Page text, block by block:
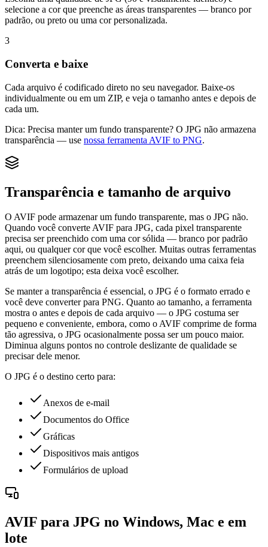
selecione a cor que preenche as áreas transparentes — branco por
padrão, ou preto ou uma cor personalizada.
3
Converta e baixe
Cada arquivo é codificado direto no seu navegador. Baixe-os
individualmente ou em um ZIP, e veja o tamanho antes e depois de
cada um.
Dica: Precisa manter um fundo transparente? O JPG não armazena
transparência — use nossa ferramenta AVIF to PNG.
Transparência e tamanho de arquivo
O AVIF pode armazenar um fundo transparente, mas o JPG não.
Quando você converte AVIF para JPG, cada pixel transparente
precisa ser preenchido com uma cor sólida — branco por padrão
aqui, ou qualquer cor que você escolher. Muitas outras ferramentas
preenchem silenciosamente com preto, deixando uma caixa feia
atrás de um logotipo; esta deixa você escolher.
Se manter a transparência é essencial, o JPG é o formato errado e
você deve converter para PNG. Quanto ao tamanho, a ferramenta
mostra o antes e depois de cada arquivo — o JPG costuma ser
pequeno e conveniente, embora, como o AVIF comprime de forma
tão agressiva, o JPG ocasionalmente possa ser um pouco maior.
Diminua alguns pontos no controle deslizante de qualidade se
precisar dele menor.
O JPG é o destino certo para:
Anexos de e-mail
Documentos do Office
Gráficas
Dispositivos mais antigos
Formulários de upload
AVIF para JPG no Windows, Mac e em
lote